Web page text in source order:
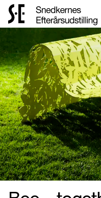
Gå
forsiden